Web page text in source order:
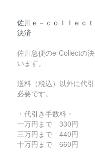
佐川ｅ－ｃｏｌｌｅｃ
決済
佐川急便のe-Collectの
います。
送料（税込）以外に代
必要です。
・代引き手数料・
一万円まで 330円
三万円まで 440円
十万円まで 660円